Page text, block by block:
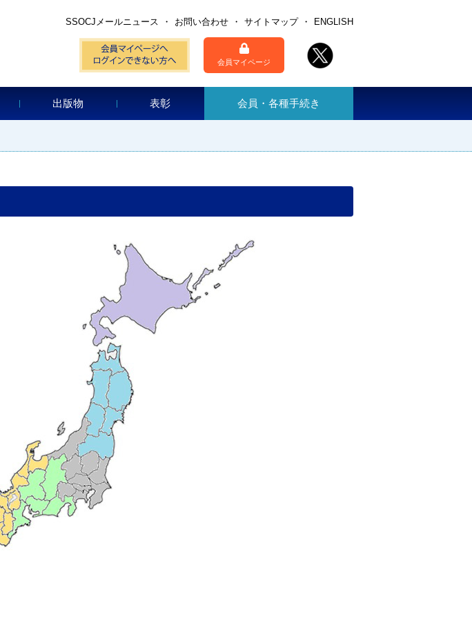
SSOCJメールニュース お問い合わせ サイトマップ ENGLISH
会員マイページ
出版物 表彰 会員・各種手続き